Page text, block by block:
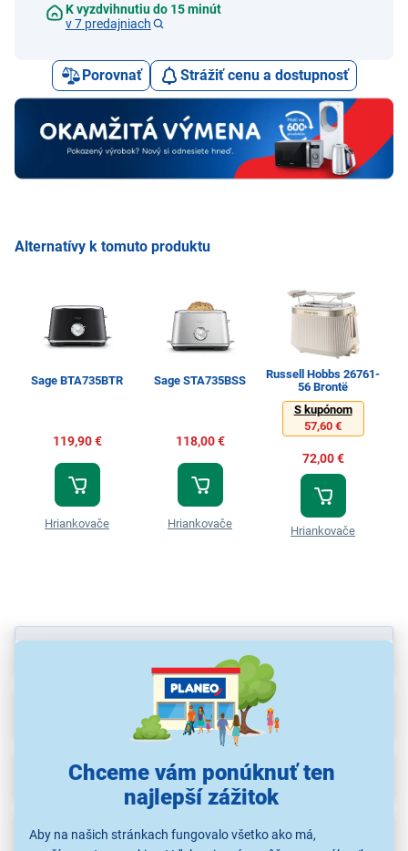
Chceme vám ponúknuť ten
najlepší zážitok
Aby na našich stránkach fungovalo všetko ako má,
K vyzdvihnutiu do 15 minút
v 7 predajniach
Porovnať Strážiť cenu a dostupnosť
Alternatívy k tomuto produktu
Sage BTA735BTR
119,90 €
Hriankovače
Sage STA735BSS
118,00 €
Hriankovače
Russell Hobbs 26761-
56 Brontë
S kupónom
57,60 €
72,00 €
Hriankovače
Popis
Recenzie(2)
Na stiahnutie(1)